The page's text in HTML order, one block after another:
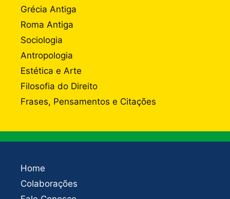
Grécia Antiga
Roma Antiga
Sociologia
Antropologia
Estética e Arte
Filosofia do Direito
Frases, Pensamentos e Citações
Home
Colaborações